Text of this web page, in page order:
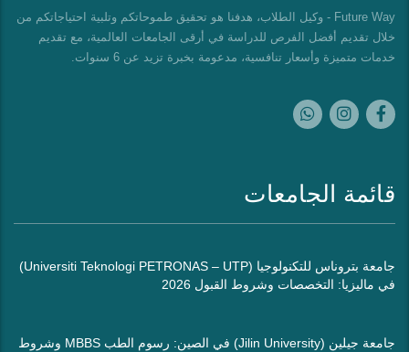
Future Way - وكيل الطلاب، هدفنا هو تحقيق طموحاتكم وتلبية احتياجاتكم من
خلال تقديم أفضل الفرص للدراسة في أرقى الجامعات العالمية، مع تقديم
خدمات متميزة وأسعار تنافسية، مدعومة بخبرة تزيد عن 6 سنوات.
قائمة الجامعات
جامعة بتروناس للتكنولوجيا (Universiti Teknologi PETRONAS – UTP)
في ماليزيا: التخصصات وشروط القبول 2026
جامعة جيلين (Jilin University) في الصين: رسوم الطب MBBS وشروط